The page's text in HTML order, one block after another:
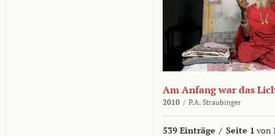
Am Anfang war das
2010 / P.A. Straubinger
539 Einträge / Seite 1 von